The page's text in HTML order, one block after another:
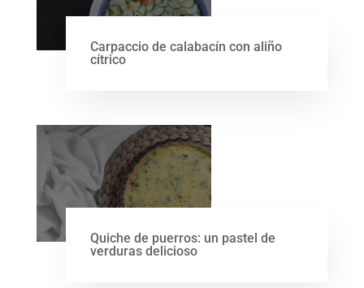
Carpaccio de calabacín con aliño
cítrico
Quiche de puerros: un pastel de
verduras delicioso